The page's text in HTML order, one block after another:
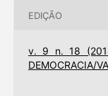
EDIÇÃO
v. 9 n. 18
DEMOCRACIA/